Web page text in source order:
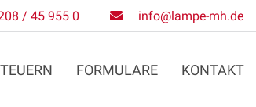
/ 45 955 0 info@lampe-mh.de
FORMULARE KONTAKT